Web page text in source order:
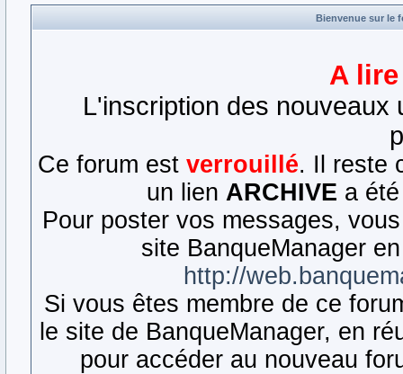
Bienvenue sur le
A
L'inscription des
Ce forum est verrouillé. Il reste
un lien ARCHIVE a
Pour poster vos messages,
site BanqueManager
http://
Si vous êtes membre de ce
le site de BanqueManager, en
pour accéder au nouveau